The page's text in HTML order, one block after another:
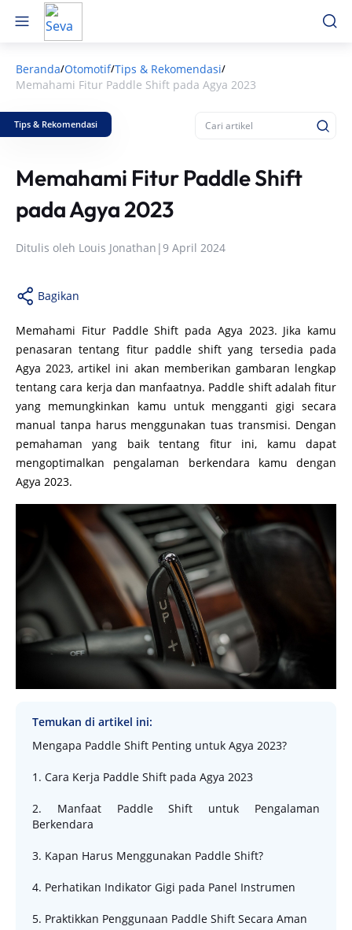
Beranda/Otomotif/Tips & Rekomendasi/
Memahami Fitur Paddle Shift pada Agya 2023
Tips & Rekomendasi
Memahami Fitur Paddle Shift
pada Agya 2023
Ditulis oleh Louis Jonathan |9 April 2024
Bagikan
Memahami Fitur Paddle Shift pada Agya 2023. Jika kamu
penasaran tentang fitur paddle shift yang tersedia pada
Agya 2023, artikel ini akan memberikan gambaran lengkap
tentang cara kerja dan manfaatnya. Paddle shift adalah fitur
yang memungkinkan kamu untuk mengganti gigi secara
manual tanpa harus menggunakan tuas transmisi. Dengan
pemahaman yang baik tentang fitur ini, kamu dapat
mengoptimalkan pengalaman berkendara kamu dengan
Agya 2023.
Temukan di artikel ini:
Mengapa Paddle Shift Penting untuk Agya 2023?
1. Cara Kerja Paddle Shift pada Agya 2023
2. Manfaat Paddle Shift untuk Pengalaman
Berkendara
3. Kapan Harus Menggunakan Paddle Shift?
4. Perhatikan Indikator Gigi pada Panel Instrumen
5. Praktikkan Penggunaan Paddle Shift Secara Aman